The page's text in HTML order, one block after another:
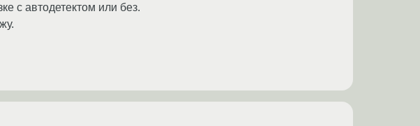
с автодетектом или без.